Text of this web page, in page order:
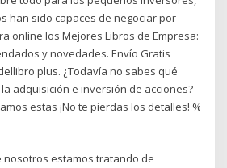
han sido capaces de negociar por
online los Mejores Libros de Empresa:
y novedades. Envío Gratis
plus. ¿Todavía no sabes qué
adquisición e inversión de acciones?
estas ¡No te pierdas los detalles! %
nosotros estamos tratando de